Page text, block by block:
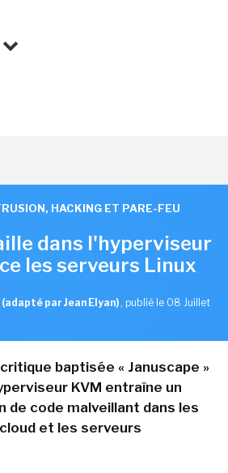
HACKING ET PARE-FEU
dans l'hyperviseur
les serveurs Linux
par Jean Elyan) , publié le 08 Juillet
baptisée « Januscape »
KVM entraîne un
de code malveillant dans les
et les serveurs